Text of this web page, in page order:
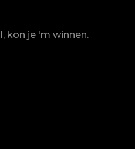
kon je 'm winnen.